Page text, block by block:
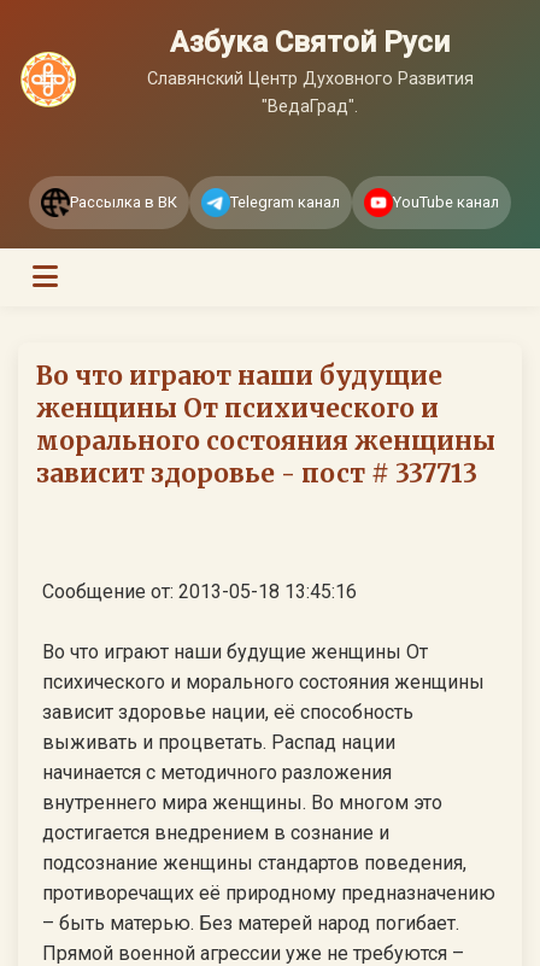
Азбука Святой Руси
Славянский Центр Духовного Развития
"ВедаГрад".
Рассылка в ВК Telegram канал YouTube канал
Во что играют наши будущие
женщины От психического и
морального состояния женщины
зависит здоровье - пост # 337713
Сообщение от: 2013-05-18 13:45:16
Во что играют наши будущие женщины От
психического и морального состояния женщины
зависит здоровье нации, её способность
выживать и процветать. Распад нации
начинается с методичного разложения
внутреннего мира женщины. Во многом это
достигается внедрением в сознание и
подсознание женщины стандартов поведения,
противоречащих её природному предназначению
– быть матерью. Без матерей народ погибает.
Прямой военной агрессии уже не требуются –